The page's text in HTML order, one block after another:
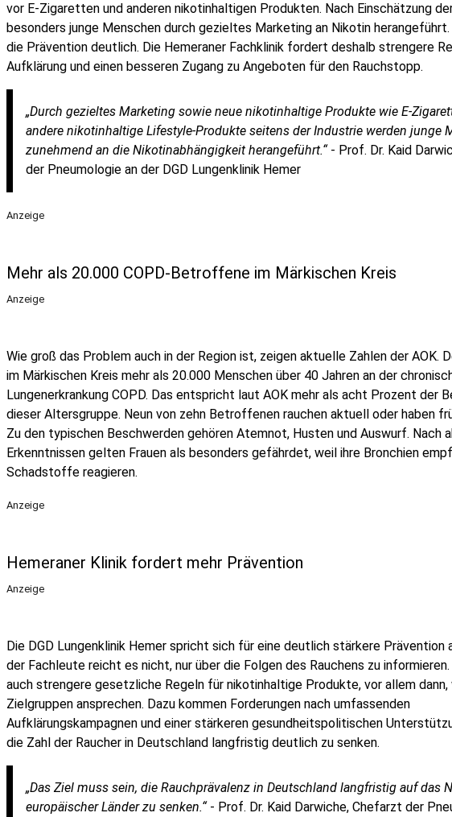
vor E-Zigaretten und anderen nikotinhaltigen Produkten. Nach Einschätzung
besonders junge Menschen durch gezieltes Marketing an Nikotin
die Prävention deutlich. Die Hemeraner Fachklinik fordert deshalb strengere
Aufklärung und einen besseren Zugang zu Angeboten für den Rauchstopp.
„Durch gezieltes Marketing sowie neue nikotinhaltige Produkte wie E-
andere nikotinhaltige Lifestyle-Produkte seitens der Industrie werden junge
zunehmend an die Nikotinabhängigkeit herangeführt.“- Prof. Dr. Kaid
der Pneumologie an der DGD Lungenklinik Hemer
Anzeige
Mehr als 20.000 COPD-Betroffene im Märkischen Kreis
Anzeige
Wie groß das Problem auch in der Region ist, zeigen aktuelle Zahlen der AOK.
im Märkischen Kreis mehr als 20.000 Menschen über 40 Jahren an der
Lungenerkrankung COPD. Das entspricht laut AOK mehr als acht Prozent der
dieser Altersgruppe. Neun von zehn Betroffenen rauchen aktuell oder haben
Zu den typischen Beschwerden gehören Atemnot, Husten und Auswurf. Nach
Erkenntnissen gelten Frauen als besonders gefährdet, weil ihre Bronchien
Schadstoffe reagieren.
Anzeige
Hemeraner Klinik fordert mehr Prävention
Anzeige
Die DGD Lungenklinik Hemer spricht sich für eine deutlich stärkere Prävention
der Fachleute reicht es nicht, nur über die Folgen des Rauchens zu
auch strengere gesetzliche Regeln für nikotinhaltige Produkte, vor allem dann,
Zielgruppen ansprechen. Dazu kommen Forderungen nach umfassenden
Aufklärungskampagnen und einer stärkeren gesundheitspolitischen
die Zahl der Raucher in Deutschland langfristig deutlich zu senken.
„Das Ziel muss sein, die Rauchprävalenz in Deutschland langfristig auf das
europäischer Länder zu senken.“- Prof. Dr. Kaid Darwiche, Chefarzt der